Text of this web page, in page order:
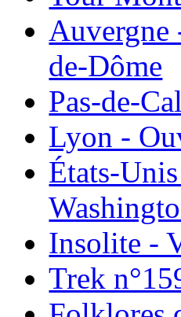
Auvergne
de-Dôme
Pas-de-
Lyon -
États-
Insolite -
Trek